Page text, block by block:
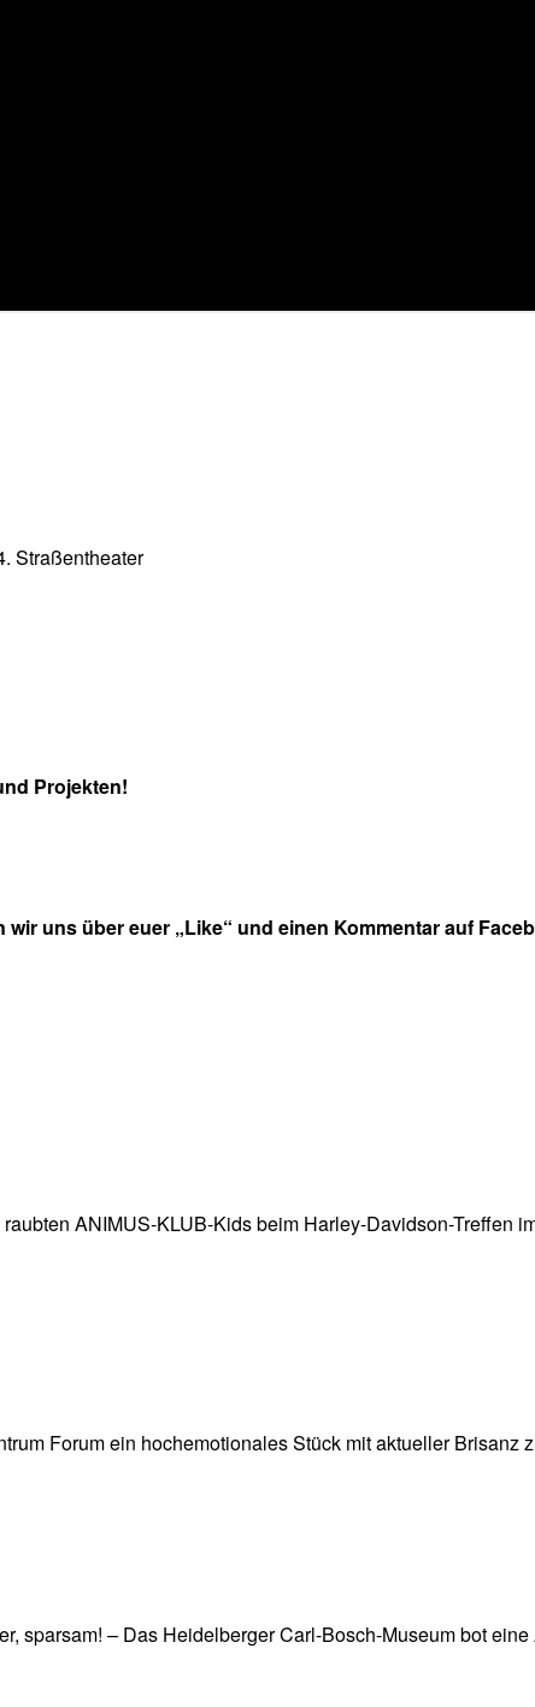
Straßentheater
Projekten!
uns über euer „Like“ und einen Kommentar auf
ANIMUS-KLUB-Kids beim Harley-Davidson-
Forum ein hochemotionales Stück mit aktueller
sparsam! – Das Heidelberger Carl-Bosch-Museum bot